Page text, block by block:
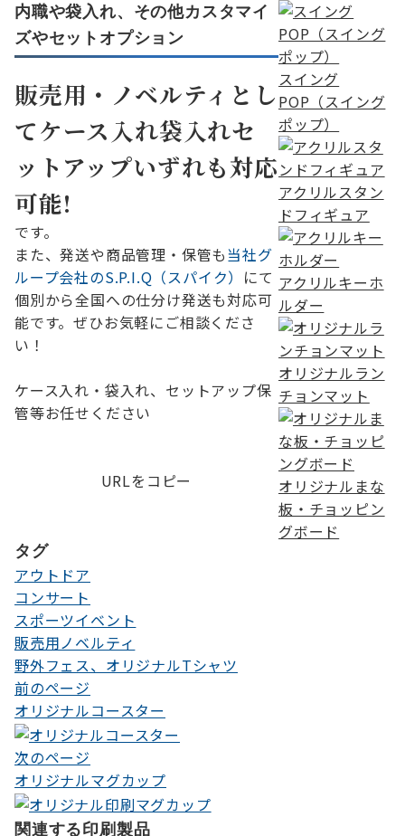
内職や袋入れ、その他カスタマイ
ズやセットオプション
販売用・ノベルティとし
てケース入れ袋入れセ
ットアップいずれも対応
可能!
です。
また、発送や商品管理・保管も当社グ
ループ会社のS.P.I.Q（スパイク） にて
個別から全国への仕分け発送も対応可
能です。ぜひお気軽にご相談くださ
い！
ケース入れ・袋入れ、セットアップ保
管等お任せください
URLをコピー
タグ
アウトドア
コンサート
スポーツイベント
販売用ノベルティ
野外フェス、オリジナルTシャツ
投
稿
ナ
ビ
ゲ
前のページ
オリジナルコースター
次のページ
オリジナルマグカップ
関連する印刷製品
スイング
POP（スイング
ポップ）
アクリルスタン
ドフィギュア
アクリルキーホ
ルダー
オリジナルラン
チョンマット
オリジナルまな
板・チョッピン
グボード